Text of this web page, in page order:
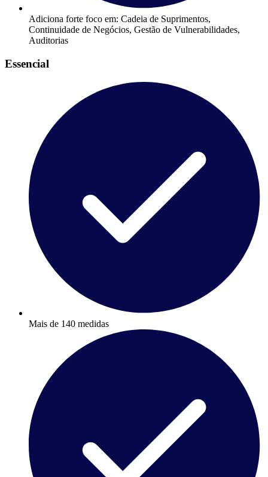
Adiciona forte foco em: Cadeia de Suprimentos,
Continuidade de Negócios, Gestão de Vulnerabilidades,
Auditorias
Essencial
Mais de 140 medidas